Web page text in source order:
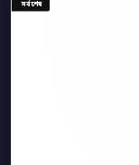
সর্বশেষ